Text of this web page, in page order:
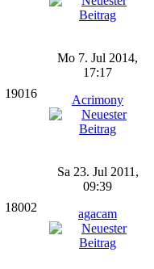
19016
Mo 7. Jul 2014,
17:17
Acrimony
18002
Sa 23. Jul 2011,
09:39
agacam